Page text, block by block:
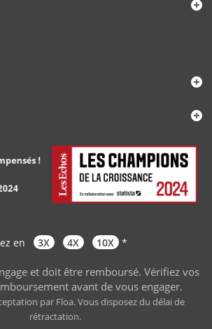
en 3X 4X 10X *
et doit être remboursé. Vérifiez vos
avant de vous engager.
par Floa. Vous disposez du délai de
rétractation.